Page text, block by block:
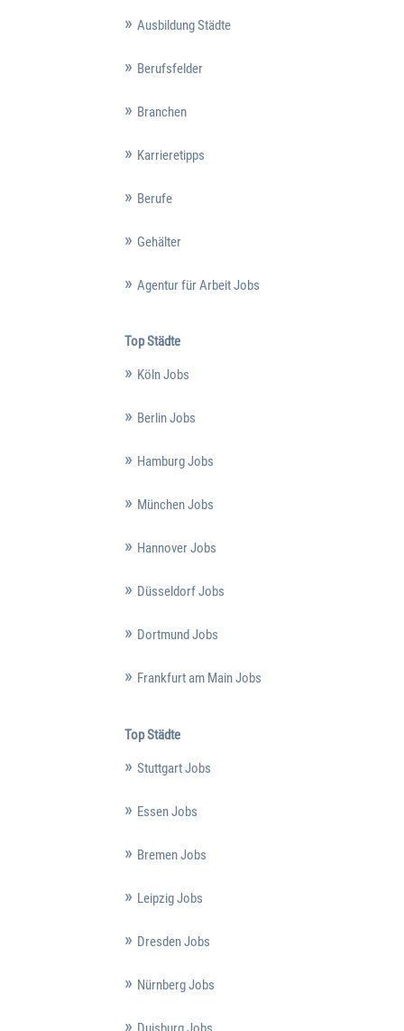
Ausbildung Städte
Berufsfelder
Branchen
Karrieretipps
Berufe
Gehälter
Agentur für Arbeit Jobs
Top Städte
Köln Jobs
Berlin Jobs
Hamburg Jobs
München Jobs
Hannover Jobs
Düsseldorf Jobs
Dortmund Jobs
Frankfurt am Main Jobs
Top Städte
Stuttgart Jobs
Essen Jobs
Bremen Jobs
Leipzig Jobs
Dresden Jobs
Nürnberg Jobs